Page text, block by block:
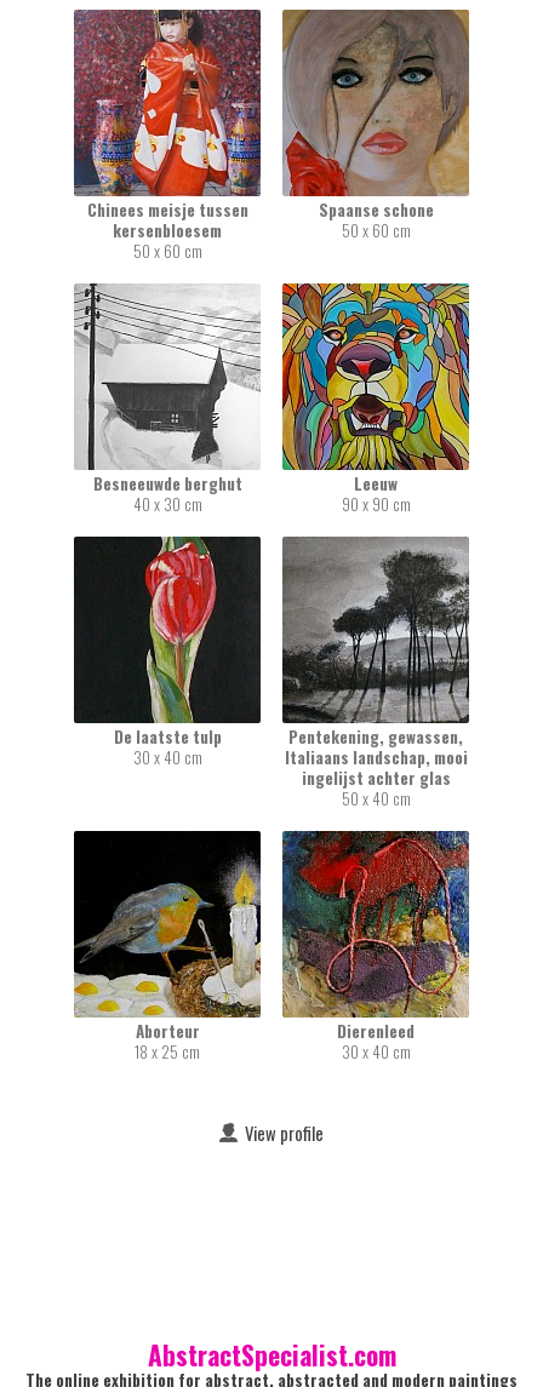
Chinees meisje tussen
kersenbloesem
50 x 60 cm
Spaanse schone
50 x 60 cm
Besneeuwde berghut
40 x 30 cm
Leeuw
90 x 90 cm
De laatste tulp
30 x 40 cm
Pentekening, gewassen,
Italiaans landschap, mooi
ingelijst achter glas
50 x 40 cm
Aborteur
18 x 25 cm
Dierenleed
30 x 40 cm
View profile
AbstractSpecialist.com
The online exhibition for abstract, abstracted and modern paintings